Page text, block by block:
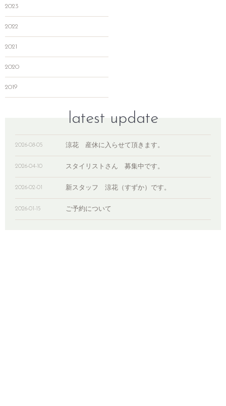
2023
2022
2021
2020
2019
latest update
2026-08-05 涼花 産休に入らせて頂きます。
2026-04-10 スタイリストさん 募集中です。
2026-02-01 新スタッフ 涼花（すずか）です。
2026-01-15 ご予約について